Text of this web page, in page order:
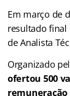
Em março de
resultado final
de Analista
Organizado
ofertou 500